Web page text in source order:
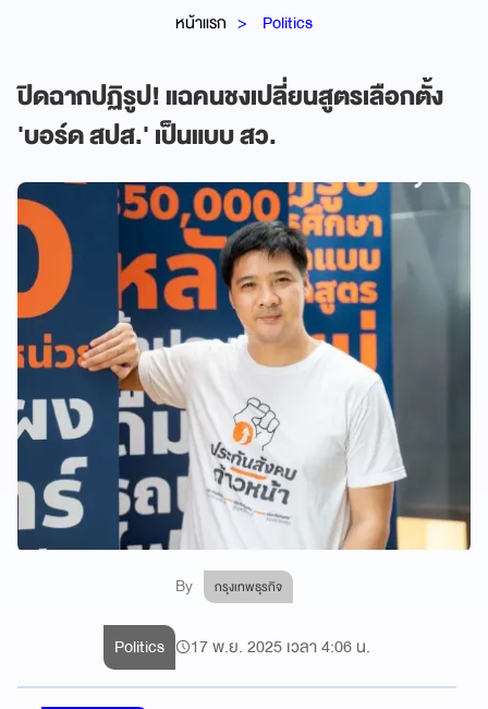
หน้าแรก Politics
ปิดฉากปฏิรูป! แฉคนชงเปลี่ยนสูตรเลือกตั้ง
'บอร์ด สปส.' เป็นแบบ สว.
By กรุงเทพธุรกิจ
Politics 17 พ.ย. 2025 เวลา 4:06 น.